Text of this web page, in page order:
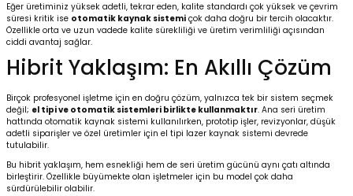
Eğer üretiminiz yüksek adetli, tekrar eden, kalite standardı çok yüksek ve çevrim
süresi kritik ise otomatik kaynak sistemi çok daha doğru bir tercih olacaktır.
Özellikle orta ve uzun vadede kalite sürekliliği ve üretim verimliliği açısından
ciddi avantaj sağlar.
Hibrit Yaklaşım: En Akıllı Çözüm
Birçok profesyonel işletme için en doğru çözüm, yalnızca tek bir sistem seçmek
değil; el tipi ve otomatik sistemleri birlikte kullanmaktır. Ana seri üretim
hattında otomatik kaynak sistemi kullanılırken, prototip işler, revizyonlar, düşük
adetli siparişler ve özel üretimler için el tipi lazer kaynak sistemi devrede
tutulabilir.
Bu hibrit yaklaşım, hem esnekliği hem de seri üretim gücünü aynı çatı altında
birleştirir. Özellikle büyümekte olan işletmeler için bu model çok daha
sürdürülebilir olabilir.